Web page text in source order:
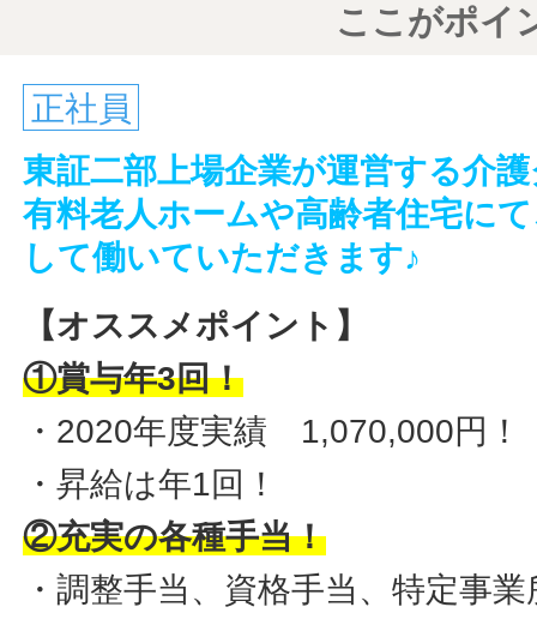
ここがポイ
正社員
東証二部上場企業が運営する介
有料老人ホームや高齢者住宅に
して働いていただきます♪
【オススメポイント】
①賞与年3回！
・2020年度実績 1,070,000円！
・昇給は年1回！
②充実の各種手当！
・調整手当、資格手当、特定事